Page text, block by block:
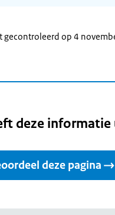
gecontroleerd op 4
deze informatie
deze pagina